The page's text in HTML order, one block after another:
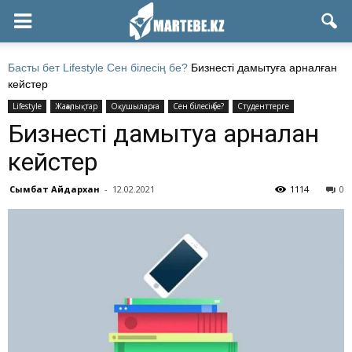
Басты бет Lifestyle Сен білесің бе? Бизнесті дамытуға арналған
кейстер
Lifestyle Жаңалықтар Оқушыларға Сен білесің бе? Студенттерге
Бизнесті дамытуға арналған
кейстер
Сымбат Айдархан - 12.02.2021 0
1114